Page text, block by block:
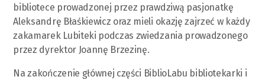
bibliotece prowadzonej przez prawdziwą pasjonatkę
Aleksandrę Błaśkiewicz oraz mieli okazję zajrzeć w każdy
zakamarek Lubiteki podczas zwiedzania prowadzonego
przez dyrektor Joannę Brzezinę.
Na zakończenie głównej części BiblioLabu bibliotekarki i